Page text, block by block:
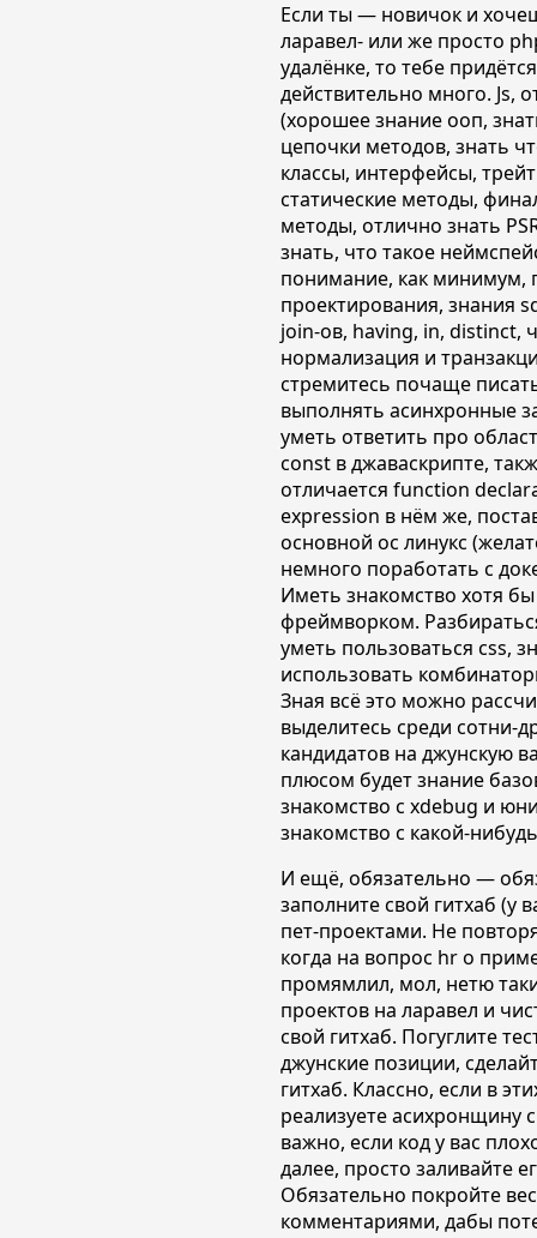
Если ты — новичок и
ларавел- или же просто
удалёнке, то тебе
действительно много. Js,
(хорошее знание ооп,
цепочки методов, знать
классы, интерфейсы,
статические методы,
методы, отлично знать
знать, что такое
понимание, как минимум,
проектирования, знания
join-ов, having, in, distinct,
нормализация и
стремитесь почаще
выполнять асинхронные
уметь ответить про
const в джаваскрипте,
отличается function
expression в нём же,
основной ос линукс
немного поработать с
Иметь знакомство хотя
фреймворком.
уметь пользоваться css,
использовать
Зная всё это можно
выделитесь среди сотни-
кандидатов на джунскую
плюсом будет знание
знакомство с xdebug и
знакомство с какой-
И ещё, обязательно —
заполните свой гитхаб (у
пет-проектами. Не
когда на вопрос hr о
промямлил, мол, нетю
проектов на ларавел и
свой гитхаб. Погуглите
джунские позиции,
гитхаб. Классно, если в
реализуете
важно, если код у вас
далее, просто заливайте
Обязательно покройте
комментариями, дабы